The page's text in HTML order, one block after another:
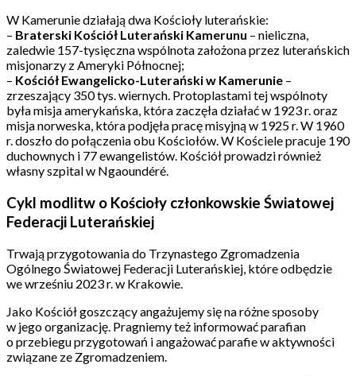
W Kamerunie działają dwa Kościoły luterańskie:
– Braterski Kościół Luterański Kamerunu – nieliczna,
zaledwie 157-tysięczna wspólnota założona przez luterańskich
misjonarzy z Ameryki Północnej;
– Kościół Ewangelicko-Luterański w Kamerunie –
zrzeszający 350 tys. wiernych. Protoplastami tej wspólnoty
była misja amerykańska, która zaczęła działać w 1923 r. oraz
misja norweska, która podjęła pracę misyjną w 1925 r. W 1960
r. doszło do połączenia obu Kościołów. W Kościele pracuje 190
duchownych i 77 ewangelistów. Kościół prowadzi również
własny szpital w Ngaoundéré.
Cykl modlitw o Kościoły członkowskie Światowej
Federacji Luterańskiej
Trwają przygotowania do Trzynastego Zgromadzenia
Ogólnego Światowej Federacji Luterańskiej, które odbędzie
we wrześniu 2023 r. w Krakowie.
Jako Kościół goszczący angażujemy się na różne sposoby
w jego organizację. Pragniemy też informować parafian
o przebiegu przygotowań i angażować parafie w aktywności
związane ze Zgromadzeniem.